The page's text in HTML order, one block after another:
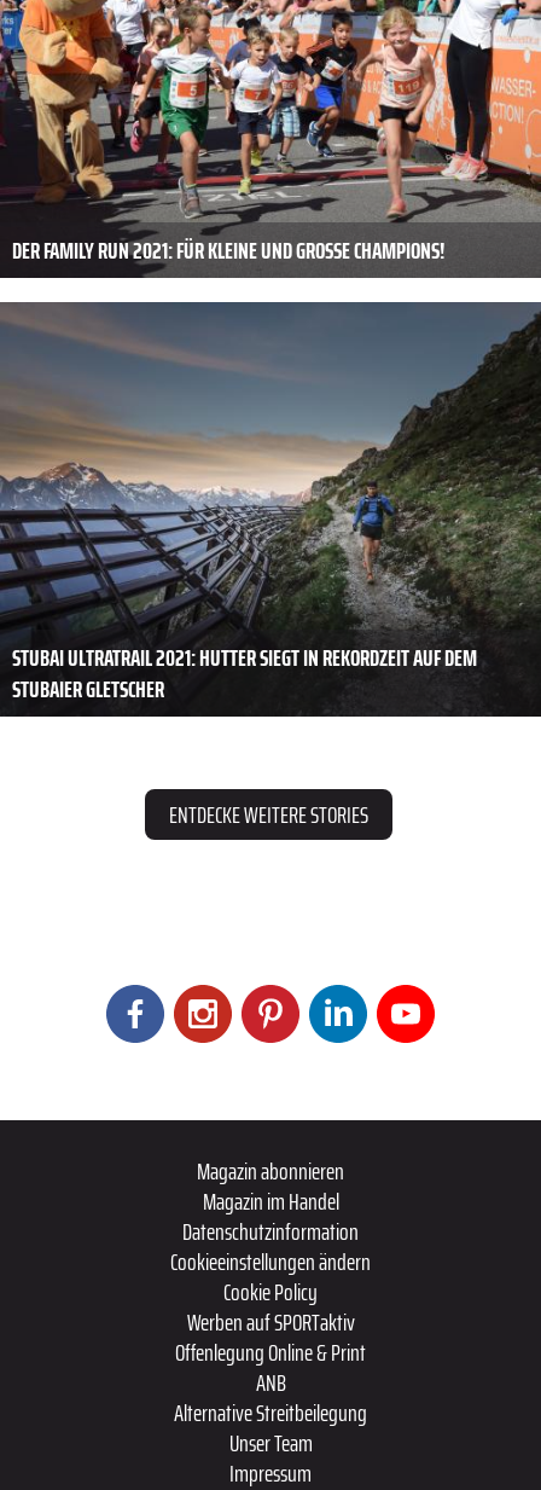
DER FAMILY RUN 2021: FÜR KLEINE UND GROSSE CHAMPIONS!
STUBAI ULTRATRAIL 2021: HUTTER SIEGT IN REKORDZEIT AUF DEM
STUBAIER GLETSCHER
ENTDECKE WEITERE STORIES
Magazin abonnieren
Magazin im Handel
Datenschutzinformation
Cookieeinstellungen ändern
Cookie Policy
Werben auf SPORTaktiv
Offenlegung Online & Print
ANB
Alternative Streitbeilegung
Unser Team
Impressum